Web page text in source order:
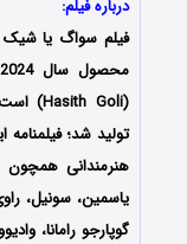
درباره فیلم:
فیلم سواگ یا
تولید شد؛
هنرمندانی همچون
یاسمین، سونیل، راوی
گوپارجو رامانا،